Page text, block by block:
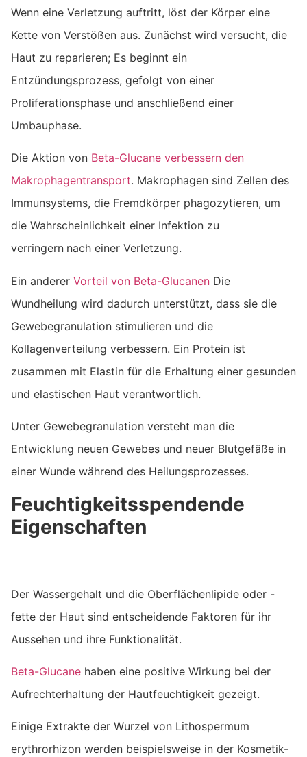
Wenn eine Verletzung auftritt, löst der Körper eine
Kette von Verstößen aus. Zunächst wird versucht, die
Haut zu reparieren; Es beginnt ein
Entzündungsprozess, gefolgt von einer
Proliferationsphase und anschließend einer
Umbauphase.
Die Aktion von Beta-Glucane verbessern den
Makrophagentransport. Makrophagen sind Zellen des
Immunsystems, die Fremdkörper phagozytieren, um
die Wahrscheinlichkeit einer Infektion zu
verringern nach einer Verletzung.
Ein anderer Vorteil von Beta-Glucanen Die
Wundheilung wird dadurch unterstützt, dass sie die
Gewebegranulation stimulieren und die
Kollagenverteilung verbessern. Ein Protein ist
zusammen mit Elastin für die Erhaltung einer gesunden
und elastischen Haut verantwortlich.
Unter Gewebegranulation versteht man die
Entwicklung neuen Gewebes und neuer Blutgefäße in
einer Wunde während des Heilungsprozesses.
Feuchtigkeitsspendende
Eigenschaften
Der Wassergehalt und die Oberflächenlipide oder -
fette der Haut sind entscheidende Faktoren für ihr
Aussehen und ihre Funktionalität.
Beta-Glucane haben eine positive Wirkung bei der
Aufrechterhaltung der Hautfeuchtigkeit gezeigt.
Einige Extrakte der Wurzel von Lithospermum
erythrorhizon werden beispielsweise in der Kosmetik-